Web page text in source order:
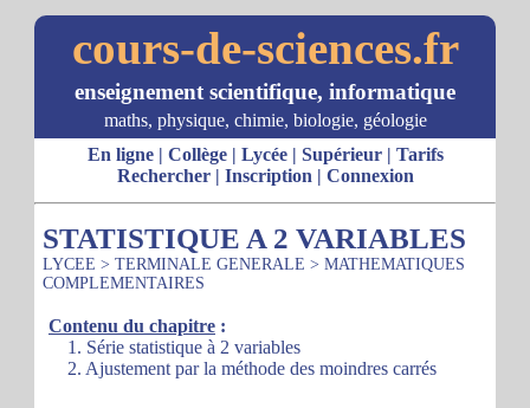
cours-de-sciences.fr
enseignement scientifique, informatique
maths, physique, chimie, biologie, géologie
En ligne| Collège| Lycée| Supérieur| Tarifs
Rechercher| Inscription | Connexion
STATISTIQUE A 2 VARIABLES
LYCEE > TERMINALE GENERALE > MATHEMATIQUES
COMPLEMENTAIRES
Contenu du chapitre :
1. Série statistique à 2 variables
2. Ajustement par la méthode des moindres carrés